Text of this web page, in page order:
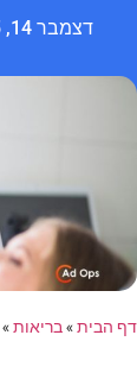
דצמבר 14, 2025
דף הבית»בריאות»